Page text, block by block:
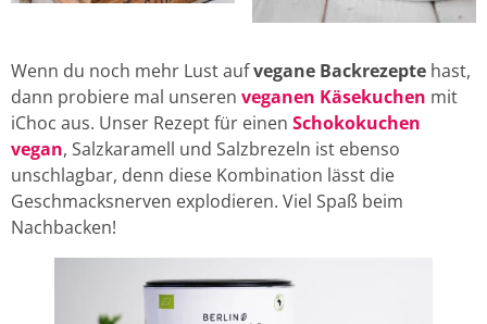
Wenn du noch mehr Lust aufvegane Backrezepte hast,
dann probiere mal unseren veganen Käsekuchen mit
iChoc aus. Unser Rezept für einen Schokokuchen
vegan, Salzkaramell und Salzbrezeln ist ebenso
unschlagbar, denn diese Kombination lässt die
Geschmacksnerven explodieren. Viel Spaß beim
Nachbacken!